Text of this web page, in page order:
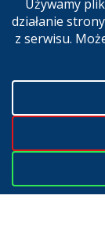
cze 27, 2026